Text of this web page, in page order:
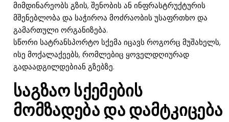
მიმდინარეობს გზის, შენობის ან ინფრასტრუქტურის
მშენებლობა და საჭიროა მოძრაობის უსაფრთხო და
გამართული ორგანიზება.
სწორი სატრანსპორტო სქემა იცავს როგორც მუშახელს,
ისე მოქალაქეებს, რომლებიც ყოველდღიურად
გადაადგილდებიან გზებზე.
საგზაო სქემების
მომზადება და დამტკიცება